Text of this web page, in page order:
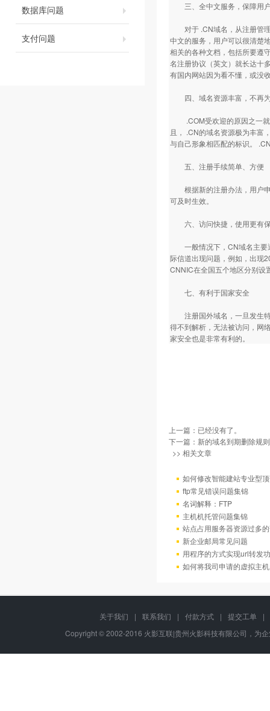
数据库问题
支付问题
三、全中文服务，保障用
对于 .CN域名，从注册管理
中文的服务，用户可以很清楚
相关的各种文档，包括所要遵
名注册协议（英文）就长达十
有国内网站因为看不懂，或没
四、域名资源丰富，不再
.COM受欢迎的原因之一就
且， .CN的域名资源极为丰富
与自己形象相匹配的标识。
五、注册手续简单、方便
根据新的注册办法，用户申
可及时生效。
六、访问快捷，使用更有
一般情况下，CN域名主要
际信道出现问题，例如，出现
CNNIC在全国五个地区分别设
七、有利于国家安全
注册国外域名，一旦发生特
得不到解析，无法被访问，网
家安全也是非常有利的。
上一篇：已经没有了。
下一篇： 新的域名到期删除规
>> 相关文章
如何修改智能建站专业型
ftp常见错误问题集锦
名词解释：FTP
主机机托管问题集锦
站点占用服务器资源过多
新企业邮局常见问题
用程序的方式实现url转发
如何将我司申请的虚拟主
关于我们 | 联系我们 | 付款方式 | 提交工单
|
Copyright © 2002-2016 火影互联|贵州火影科技有限公司，为